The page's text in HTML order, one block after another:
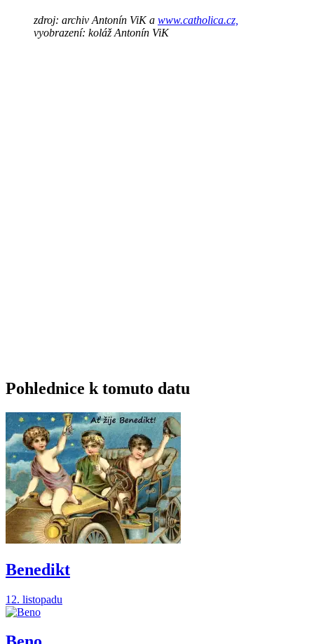
zdroj: archiv Antonín ViK a www.catholica.cz,
vyobrazení: koláž Antonín ViK
Pohlednice k tomuto datu
Benedikt
12. listopadu